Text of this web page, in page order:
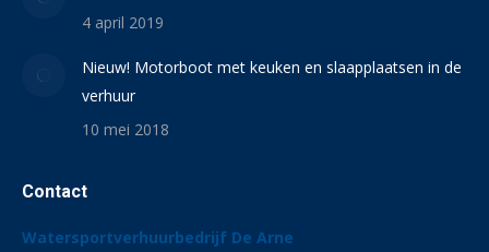
4 april 2019
Nieuw! Motorboot met keuken en slaapplaatsen in de
verhuur
10 mei 2018
Contact
Watersportverhuurbedrijf De Arne